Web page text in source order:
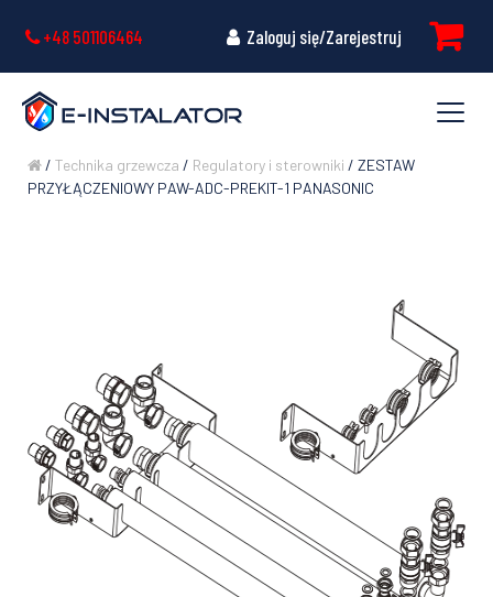
+48 501106464 Zaloguj się/Zarejestruj
/ Technika grzewcza / Regulatory i sterowniki / ZESTAW
PRZYŁĄCZENIOWY PAW-ADC-PREKIT-1 PANASONIC